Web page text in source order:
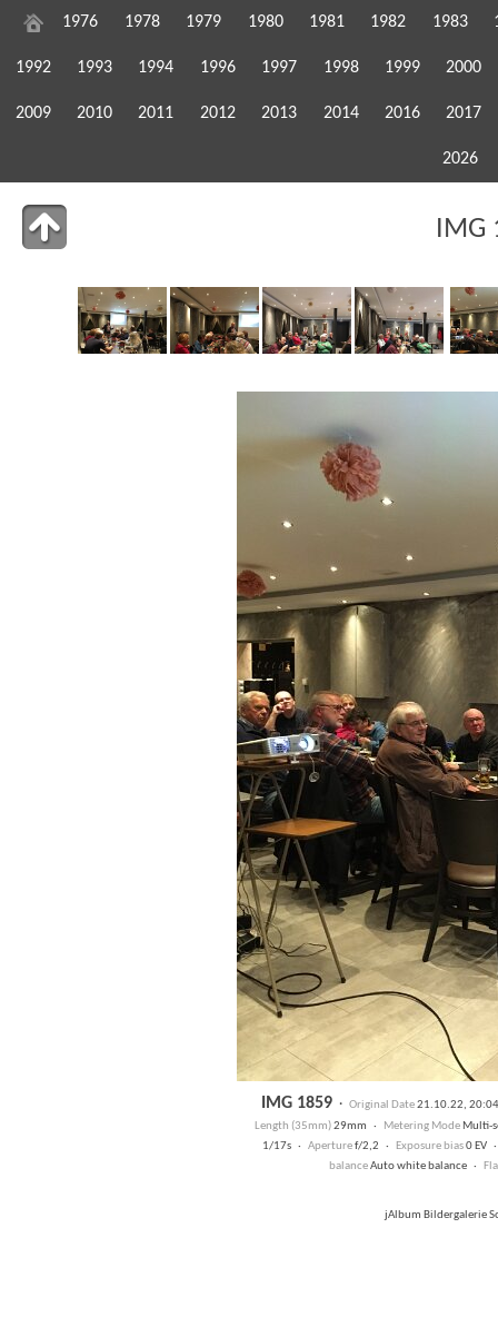
1976 1978 1979 1980 1981 1982 1983
1992 1993 1994 1996 1997 1998 1999 2000
2009 2010 2011 2012 2013 2014 2016 2017
2026
IMG
IMG 1859 · Original Date21.10.22,
Length (35mm)29mm · Metering Mode Multi-
1/17s · Aperturef/2,2 · Exposure bias0 EV
balanceAuto white balance ·
jAlbum Bildergalerie